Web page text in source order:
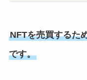
NFTを売買するた
です。